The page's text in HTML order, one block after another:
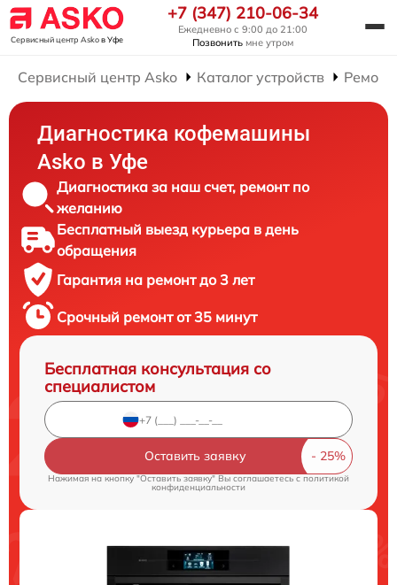
Сервисный центр Askoв Уфе
+7 (347) 210-06-34
Ежедневно с 9:00 до 21:00
Позвонить мне утром
Сервисный центр Asko Каталог устройств
Диагностика кофемашины
Asko в Уфе
Диагностика за наш счет, ремонт по
желанию
Бесплатный выезд курьера в день
обращения
Гарантия на ремонт до 3 лет
Срочный ремонт от 35 минут
Бесплатная консультация со
специалистом
Оставить заявку
Нажимая на кнопку "Оставить заявку" Вы соглашаетесь cполитикой
конфиденциальности